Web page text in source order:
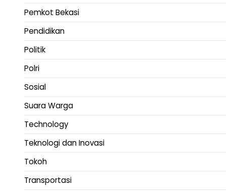
Pemkot Bekasi
Pendidikan
Politik
Polri
Sosial
Suara Warga
Technology
Teknologi dan Inovasi
Tokoh
Transportasi